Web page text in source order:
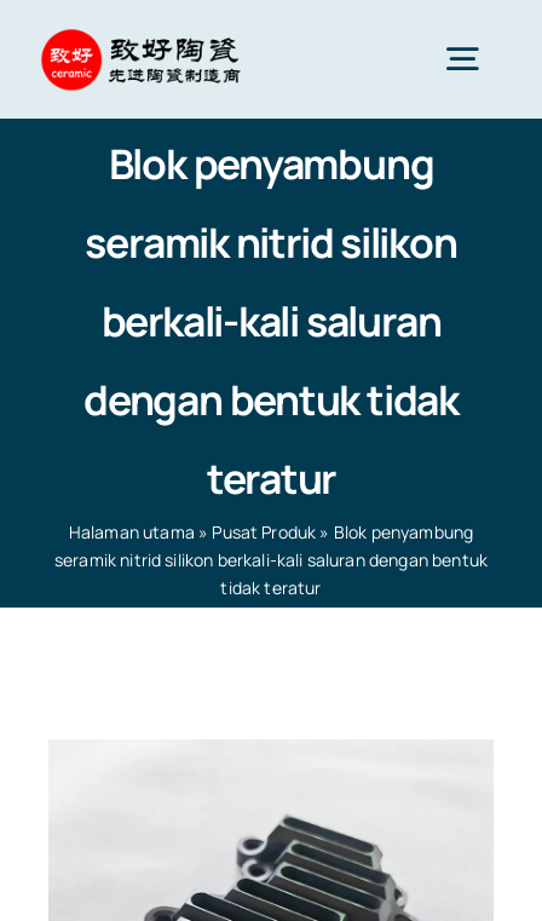
content
Seramik Lanjutan
Komponen seramik
Perkhidmatan
Gunaan Seramik
Syarikat Seramik
Pengetahuan Seramik
Blok penyambung
seramik nitrid silikon
berkali-kali saluran
dengan bentuk tidak
teratur
Halaman utama » Pusat Produk » Blok penyambung
seramik nitrid silikon berkali-kali saluran dengan bentuk
tidak teratur